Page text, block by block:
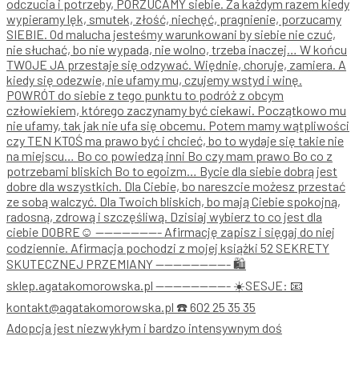
Adopcja jest niezwykłym i bardzo intensywnym doś